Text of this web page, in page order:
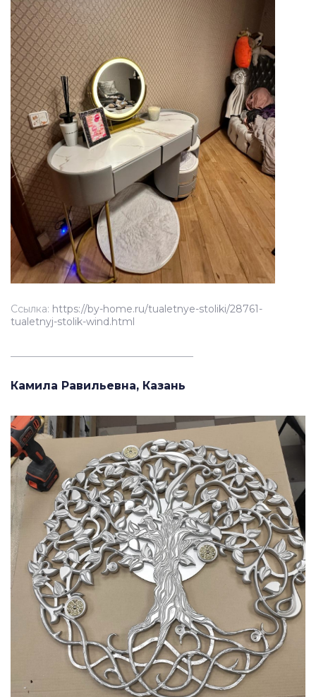
Ссылка: https://by-home.ru/tualetnye-stoliki/28761-
tualetnyj-stolik-wind.html
Камила Равильевна, Казань